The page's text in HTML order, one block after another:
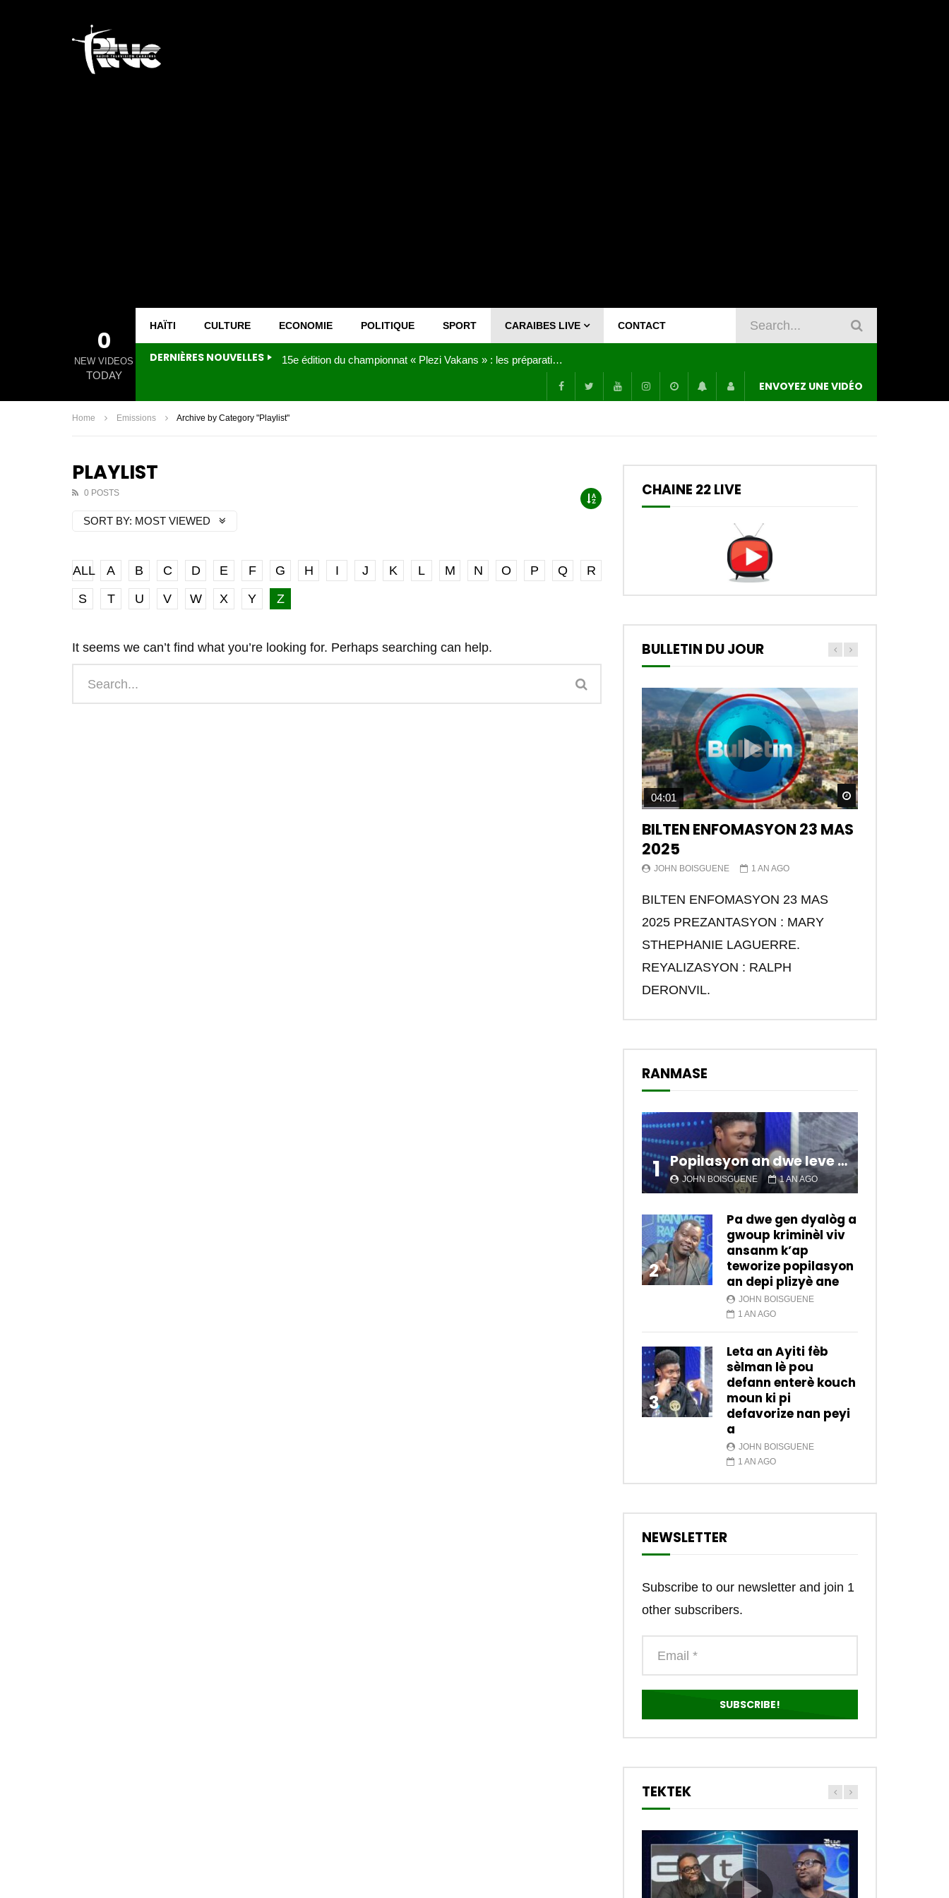
0
NEW VIDEOS
TODAY
HAÏTI CULTURE ECONOMIE POLITIQUE SPORT CARAIBES LIVE CONTACT
DERNIÈRES NOUVELLES Joy Clerf Derisier, sur les traces de son père : évangéliser par la musique
ENVOYEZ UNE VIDÉO
Home Emissions Archive by Category "Playlist"
PLAYLIST
0 POSTS
SORT BY: MOST VIEWED
ALL A B C D E F G H I J K L M N O P Q
R
S
T U V W X Y Z
It seems we can’t find what you’re looking for. Perhaps searching can help.
CHAINE 22 LIVE
BULLETIN DU JOUR
Watch Later
04:01
BILTEN ENFOMASYON 23 MAS
2025
JOHN BOISGUENE 1 AN AGO
BILTEN ENFOMASYON 23 MAS
2025 PREZANTASYON : MARY
STHEPHANIE LAGUERRE.
REYALIZASYON : RALPH
DERONVIL.
RANMASE
1 Popilasyon an dwe leve kanpe pou chanje sitiyasyon kawotik l’ap viv nan peyi a.
JOHN BOISGUENE 1 AN AGO
2
Pa dwe gen dyalòg a
gwoup kriminèl viv
ansanm k’ap
teworize popilasyon
an depi plizyè ane
JOHN BOISGUENE
1 AN AGO
3
Leta an Ayiti fèb
sèlman lè pou
defann enterè kouch
moun ki pi
defavorize nan peyi
a
JOHN BOISGUENE
1 AN AGO
NEWSLETTER
Subscribe to our newsletter and join 1
other subscribers.
TEKTEK